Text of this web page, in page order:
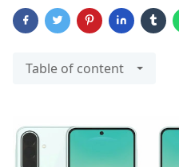
Table of content